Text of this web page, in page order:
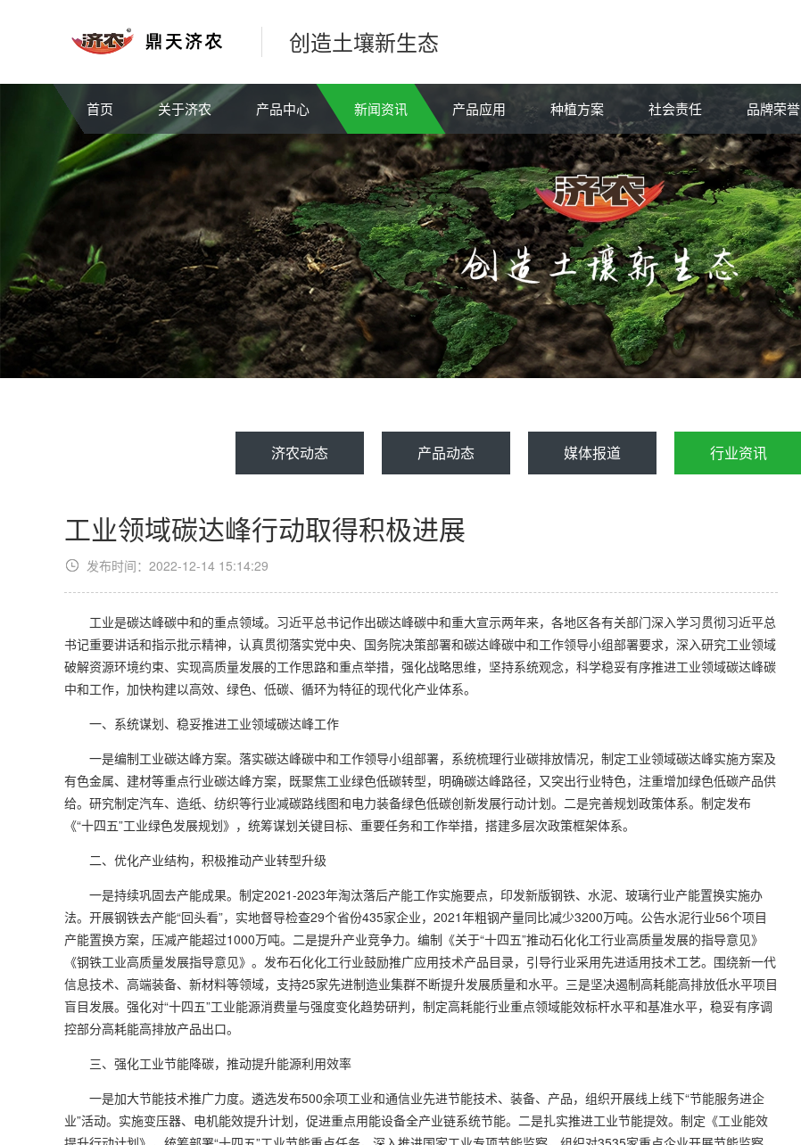
创造土壤新生态
首页 关于济农 产品中心 新闻资讯 产品应用 种植方案 社会责任 品牌荣誉
济农动态 产品动态 媒体报道 行业资讯
工业领域碳达峰行动取得积极进展
发布时间：2022-12-14 15:14:29
工业是碳达峰碳中和的重点领域。习近平总书记作出碳达峰碳中和重大宣示两年来，各地区各有关部门深入学习贯彻习近平总
书记重要讲话和指示批示精神，认真贯彻落实党中央、国务院决策部署和碳达峰碳中和工作领导小组部署要求，深入研究工业领域
破解资源环境约束、实现高质量发展的工作思路和重点举措，强化战略思维，坚持系统观念，科学稳妥有序推进工业领域碳达峰碳
中和工作，加快构建以高效、绿色、低碳、循环为特征的现代化产业体系。
一、系统谋划、稳妥推进工业领域碳达峰工作
一是编制工业碳达峰方案。落实碳达峰碳中和工作领导小组部署，系统梳理行业碳排放情况，制定工业领域碳达峰实施方案及
有色金属、建材等重点行业碳达峰方案，既聚焦工业绿色低碳转型，明确碳达峰路径，又突出行业特色，注重增加绿色低碳产品供
给。研究制定汽车、造纸、纺织等行业减碳路线图和电力装备绿色低碳创新发展行动计划。二是完善规划政策体系。制定发布
《“十四五”工业绿色发展规划》，统筹谋划关键目标、重要任务和工作举措，搭建多层次政策框架体系。
二、优化产业结构，积极推动产业转型升级
一是持续巩固去产能成果。制定2021-2023年淘汰落后产能工作实施要点，印发新版钢铁、水泥、玻璃行业产能置换实施办
法。开展钢铁去产能“回头看”，实地督导检查29个省份435家企业，2021年粗钢产量同比减少3200万吨。公告水泥行业56个项目
产能置换方案，压减产能超过1000万吨。二是提升产业竞争力。编制《关于“十四五”推动石化化工行业高质量发展的指导意见》
《钢铁工业高质量发展指导意见》。发布石化化工行业鼓励推广应用技术产品目录，引导行业采用先进适用技术工艺。围绕新一代
信息技术、高端装备、新材料等领域，支持25家先进制造业集群不断提升发展质量和水平。三是坚决遏制高耗能高排放低水平项目
盲目发展。强化对“十四五”工业能源消费量与强度变化趋势研判，制定高耗能行业重点领域能效标杆水平和基准水平，稳妥有序调
控部分高耗能高排放产品出口。
三、强化工业节能降碳，推动提升能源利用效率
一是加大节能技术推广力度。遴选发布500余项工业和通信业先进节能技术、装备、产品，组织开展线上线下“节能服务进企
业”活动。实施变压器、电机能效提升计划，促进重点用能设备全产业链系统节能。二是扎实推进工业节能提效。制定《工业能效